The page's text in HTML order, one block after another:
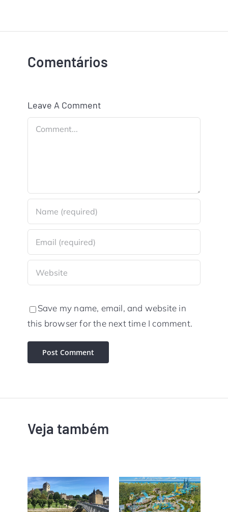
Comentários
Leave A Comment
Comment
Save my name, email, and website in
this browser for the next time I comment.
Veja também